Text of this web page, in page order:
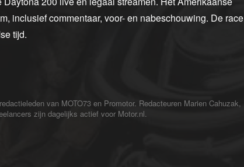
inclusief commentaar, voor- en nabeschouwing. De race
tijd.
van MOTO73 en Promotor. Redacteuren Marien Cahuzak,
zijn dagelijks actief voor Motor.nl.